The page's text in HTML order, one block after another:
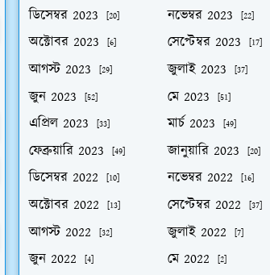
ডিসেম্বর 2023 [20] নভেম্বর 2023 [22]
অক্টোবর 2023 [6] সেপ্টেম্বর 2023 [17]
আগস্ট 2023 [29] জুলাই 2023 [37]
জুন 2023 [52] মে 2023 [51]
এপ্রিল 2023 [33] মার্চ 2023 [49]
ফেব্রুয়ারি 2023 [49] জানুয়ারি 2023 [20]
ডিসেম্বর 2022 [10] নভেম্বর 2022 [16]
অক্টোবর 2022 [13] সেপ্টেম্বর 2022 [37]
আগস্ট 2022 [32] জুলাই 2022 [7]
জুন 2022 [4] মে 2022 [2]